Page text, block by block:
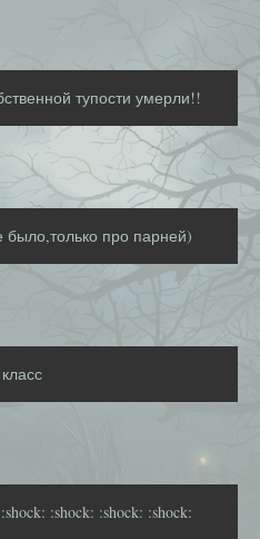
тупости умерли!!
про парней)
:shock: :shock: :shock: